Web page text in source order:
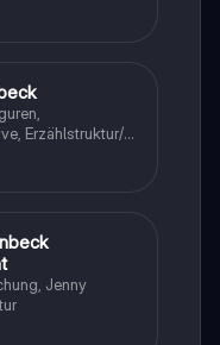
Erzählstruktur/-
Jenny